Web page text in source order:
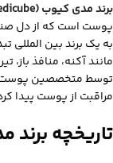
برند مدی‌ کیوب (Medicube)
پوست است که از دل
به یک برند بین‌ المللی
مانند آکنه، منافذ باز،
توسط متخصصین پوست،
مراقبت از پوست پیدا
تاریخچه